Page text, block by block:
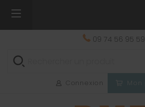
09 74 56 95 59
Connexion